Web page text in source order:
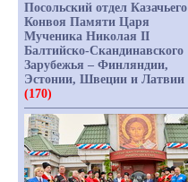
Посольский отдел Казачьего
Конвоя Памяти Царя
Мученика Николая II
Балтийско-Скандинавского
Зарубежья – Финляндии,
Эстонии, Швеции и Латвии
(170)